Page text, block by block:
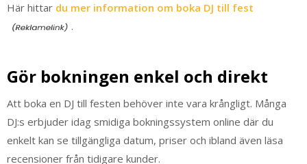
Här hittar du mer information om boka DJ till fest
.
Gör bokningen enkel och direkt
Att boka en DJ till festen behöver inte vara krångligt. Många
DJ:s erbjuder idag smidiga bokningssystem online där du
enkelt kan se tillgängliga datum, priser och ibland även läsa
recensioner från tidigare kunder.